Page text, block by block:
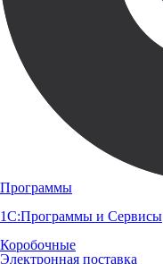
Программы
1С:Программы и Сервисы
Коробочные
Электронная поставка